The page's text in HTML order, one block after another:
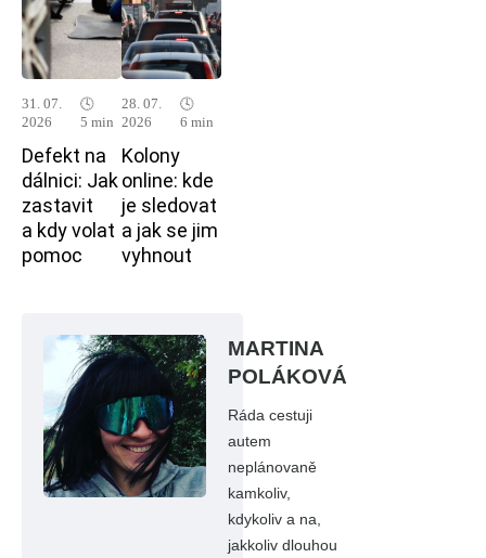
31. 07.
2026
🕓
5 min
Defekt na
dálnici: Jak
zastavit
a kdy volat
pomoc
28. 07.
2026
🕓
6 min
Kolony
online: kde
je sledovat
a jak se jim
vyhnout
MARTINA
POLÁKOVÁ
Ráda cestuji
autem
neplánovaně
kamkoliv,
kdykoliv a na,
jakkoliv dlouhou